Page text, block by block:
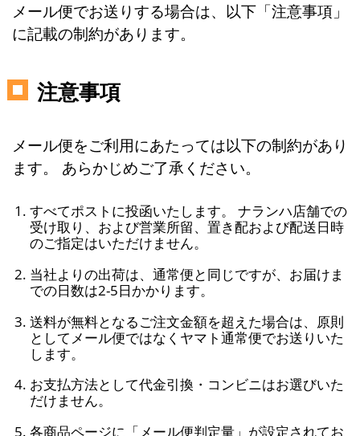
メール便でお送りする場合は、以下「注意事項」
に記載の制約があります。
注意事項
メール便をご利用にあたっては以下の制約があり
ます。 あらかじめご了承ください。
すべてポストに投函いたします。 ナランハ店舗での
受け取り、および営業所留、置き配および配送日時
のご指定はいただけません。
当社よりの出荷は、通常便と同じですが、お届けま
での日数は2-5日かかります。
送料が無料となるご注文金額を超えた場合は、原則
としてメール便ではなくヤマト通常便でお送りいた
します。
お支払方法として代金引換・コンビニはお選びいた
だけません。
各商品ページに「メール便判定量」が設定されてお